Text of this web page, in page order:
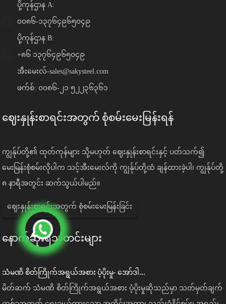
ပို့ကုန်ဌာန A:
၀၀၈၆-၁၃၇၆၄၉၆၅၀၄၉
ပို့ကုန်ဌာန B:
+၈၆ ၁၃၇၆၄၉၆၅၀၄၉
အီးမေးလ်-sales@sakysteel.com
ဖက်စ်: ၀၀၈၆-၂၁ ၅၂၂၃၆၃၆၁
ဈေးနှုန်းစာရင်းအတွက် စုံစမ်းမေးမြန်းရန်
ကျွန်ုပ်တို့၏ ထုတ်ကုန်များ သို့မဟုတ် ဈေးနှုန်းစာရင်းနှင့် ပတ်သက်၍
မေးမြန်းစုံစမ်းလိုပါက သင့်အီးမေးလ်ကို ကျွန်ုပ်တို့ထံ ချန်ထားခဲ့ပါ၊ ကျွန်ုပ်တို့
၈ နာရီအတွင်း ဆက်သွယ်ပါမည်။
ဈေးနှုန်းစာရင်းအတွက် စုံစမ်းမေးမြန်းခြင်း
နောက်ဆုံးရသတင်းများ
သံမဏိ စိတ်ကြိုက်အရွယ်အစား ပံ့ပိုးမှု- အော်ဒါ...
မိတ်ဆက် သံမဏိ စိတ်ကြိုက်အရွယ်အစား ပံ့ပိုးမှုဆိုသည်မှာ သတ်မှတ်ချက်